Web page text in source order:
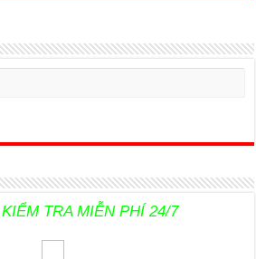
TRA MIỄN PHÍ 24/7